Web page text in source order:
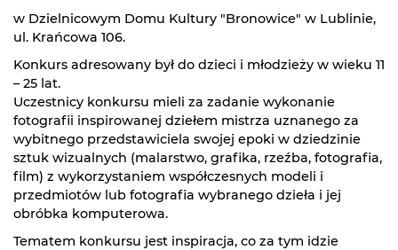
w Dzielnicowym Domu Kultury "Bronowice" w Lublinie,
ul. Krańcowa 106.
Konkurs adresowany był do dzieci i młodzieży w wieku 11
– 25 lat.
Uczestnicy konkursu mieli za zadanie wykonanie
fotografii inspirowanej dziełem mistrza uznanego za
wybitnego przedstawiciela swojej epoki w dziedzinie
sztuk wizualnych (malarstwo, grafika, rzeźba, fotografia,
film) z wykorzystaniem współczesnych modeli i
przedmiotów lub fotografia wybranego dzieła i jej
obróbka komputerowa.
Tematem konkursu jest inspiracja, co za tym idzie